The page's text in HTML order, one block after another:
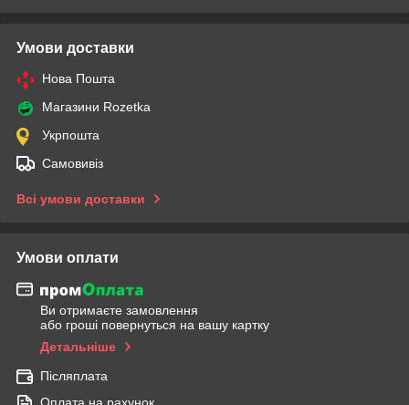
Умови доставки
Нова Пошта
Магазини Rozetka
Укрпошта
Самовивіз
Всі умови доставки
Умови оплати
Ви отримаєте замовлення
або гроші повернуться на вашу картку
Детальніше
Післяплата